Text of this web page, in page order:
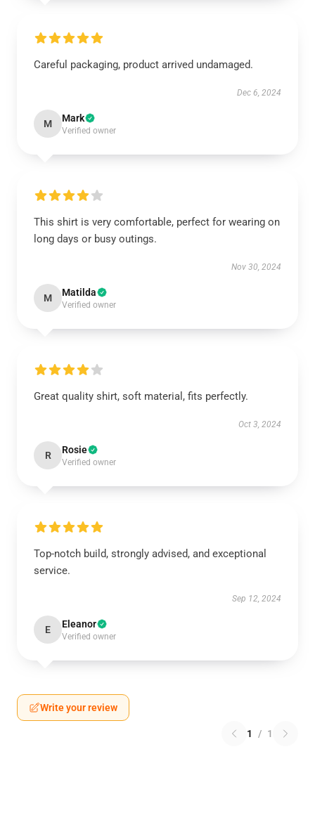
Careful packaging, product arrived undamaged.
Dec 6, 2024
M Mark
Verified owner
This shirt is very comfortable, perfect for wearing on
long days or busy outings.
Nov 30, 2024
M Matilda
Verified owner
Great quality shirt, soft material, fits perfectly.
Oct 3, 2024
R Rosie
Verified owner
Top-notch build, strongly advised, and exceptional
service.
Sep 12, 2024
E Eleanor
Verified owner
Write your review
1 / 1